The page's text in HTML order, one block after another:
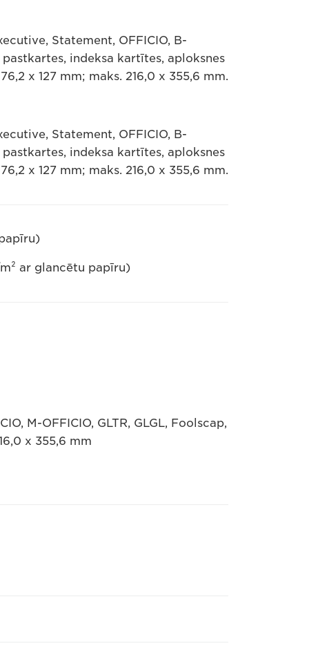
Statement, OFFICIO, B-
pastkartes, indeksa kartītes, aploksnes
x 127 mm; maks. 216,0 x 355,6 mm.
Statement, OFFICIO, B-
pastkartes, indeksa kartītes, aploksnes
x 127 mm; maks. 216,0 x 355,6 mm.
ar glancētu papīru)
M-OFFICIO, GLTR, GLGL, Foolscap,
x 355,6 mm